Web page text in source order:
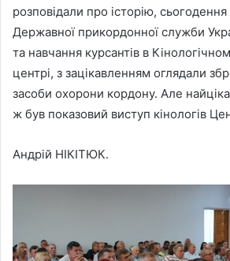
розповідали про історію,
Державної прикордонної служби
та навчання курсантів в
центрі, з зацікавленням оглядали
засоби охорони кордону. Але
ж був показовий виступ кінологів
Андрій НІКІТЮК.